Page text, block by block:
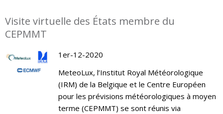
Visite virtuelle des États membre du
CEPMMT
1er-12-2020
MeteoLux, l’Institut Royal Météorologique
(IRM) de la Belgique et le Centre Européen
pour les prévisions météorologiques à moyen
terme (CEPMMT) se sont réunis via